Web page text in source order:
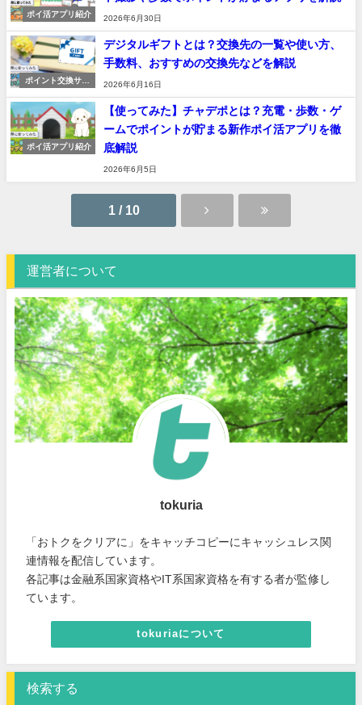
ポイ活アプリ紹介
2026年6月30日
ポイント交換サー
デジタルギフトとは？交換先の一覧や使い方、
手数料、おすすめの交換先などを解説
2026年6月16日
ポイ活アプリ紹介
【使ってみた】チャデポとは？充電・歩数・ゲ
ームでポイントが貯まる新作ポイ活アプリを徹
底解説
2026年6月5日
1 / 10
運営者について
tokuria
「おトクをクリアに」をキャッチコピーにキャッシュレス関
連情報を配信しています。
各記事は金融系国家資格やIT系国家資格を有する者が監修し
ています。
tokuriaについて
検索する